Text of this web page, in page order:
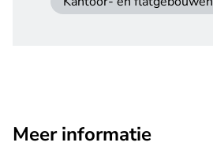
Meer informatie